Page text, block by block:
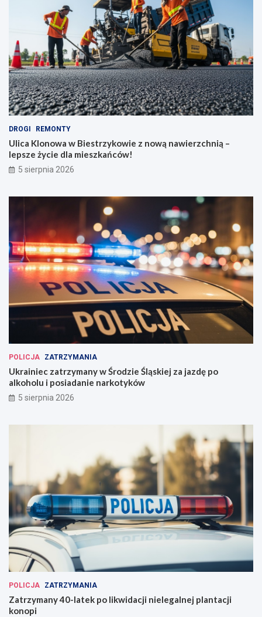
DROGI REMONTY
Ulica Klonowa w Biestrzykowie z nową nawierzchnią –
lepsze życie dla mieszkańców!
5 sierpnia 2026
POLICJA ZATRZYMANIA
Ukrainiec zatrzymany w Środzie Śląskiej za jazdę po
alkoholu i posiadanie narkotyków
5 sierpnia 2026
POLICJA ZATRZYMANIA
Zatrzymany 40-latek po likwidacji nielegalnej plantacji
konopi